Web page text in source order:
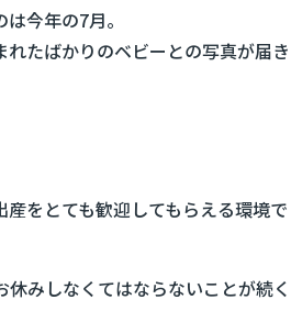
今年の7月。
たばかりのベビーとの写真が届き
をとても歓迎してもらえる環境で
みしなくてはならないことが続く